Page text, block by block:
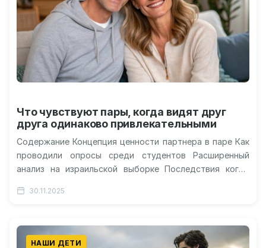
Что чувствуют пары, когда видят друг
друга одинаково привлекательными
Содержание Концепция ценности партнера в паре Как
проводили опросы среди студентов Расширенный
анализ на израильской выборке Последствия когда
самооценки в…
30.11.2025
НАШИ ДЕТИ